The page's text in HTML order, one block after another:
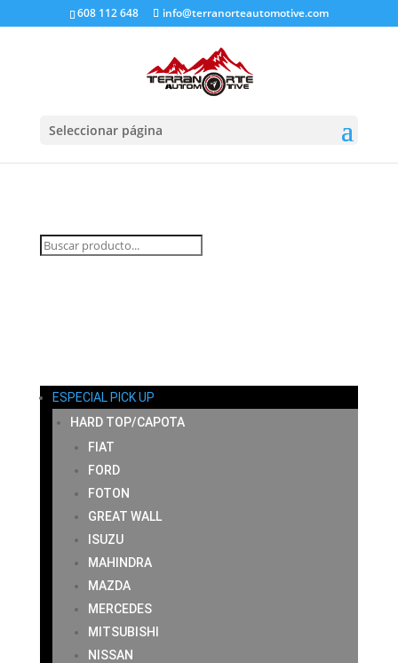
608 112 648 info@terranorteautomotive.com
Seleccionar página
INICIO
ESPECIAL PICK UP
HARD TOP/CAPOTA
FIAT
FORD
FOTON
GREAT WALL
ISUZU
MAHINDRA
MAZDA
MERCEDES
MITSUBISHI
NISSAN